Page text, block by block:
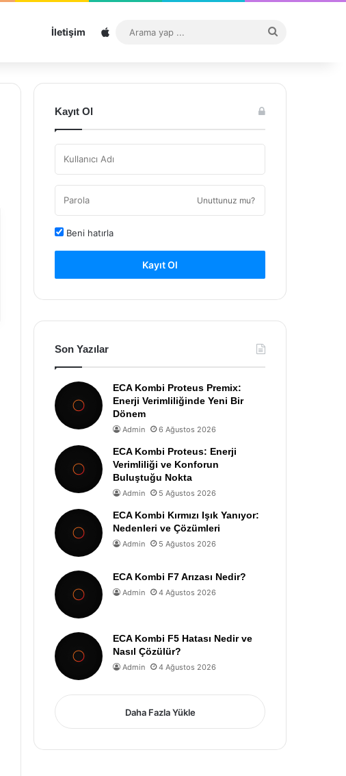
İletişim Sitemap
...
Kayıt Ol
Unuttunuz mu?
Beni hatırla
Kayıt Ol
Son Yazılar
ECA Kombi Proteus Premix:
Enerji Verimliliğinde Yeni Bir
Dönem
Admin 6 Ağustos 2026
ECA Kombi Proteus: Enerji
Verimliliği ve Konforun
Buluştuğu Nokta
Admin 5 Ağustos 2026
ECA Kombi Kırmızı Işık Yanıyor:
Nedenleri ve Çözümleri
Admin 5 Ağustos 2026
ECA Kombi F7 Arızası Nedir?
Admin 4 Ağustos 2026
ECA Kombi F5 Hatası Nedir ve
Nasıl Çözülür?
Admin 4 Ağustos 2026
Daha Fazla Yükle